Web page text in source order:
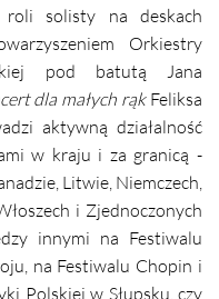
solisty na deskach
Orkiestry
pod batutą Jana
dla małych rąkFeliksa
aktywną działalność
w kraju i za granicą -
Litwie, Niemczech,
i Zjednoczonych
innymi na Festiwalu
na Festiwalu Chopin i
Polskiej w Słupsku, czy